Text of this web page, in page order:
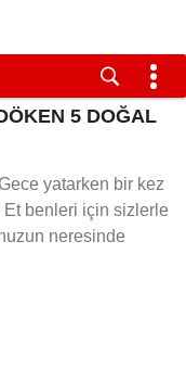
5 DOĞAL
yatarken bir kez
Et benleri için sizlerle
neresinde